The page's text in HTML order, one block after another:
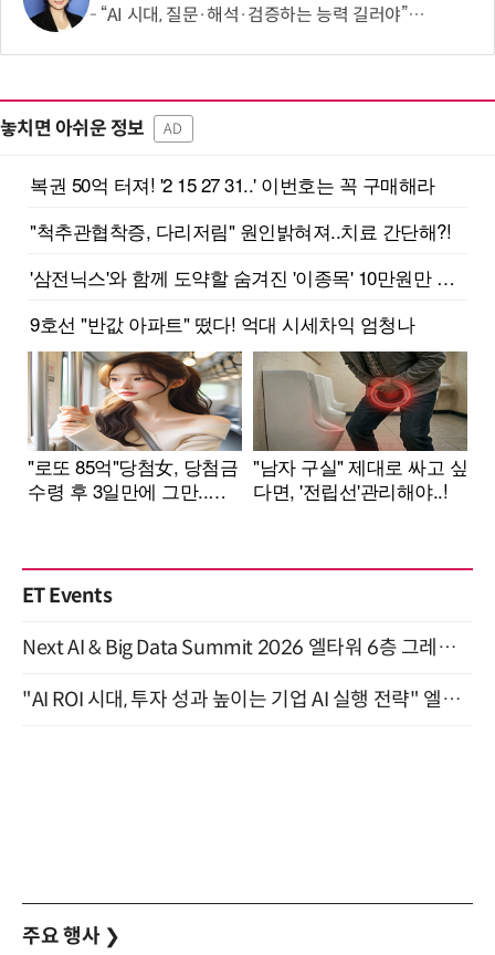
“AI 시대, 질문·해석·검증하는 능력 길러야”…현장 교사 5명의 제언
놓치면 아쉬운 정보 AD
ET Events
Next AI & Big Data Summit 2026 엘타워 6층 그레이스홀 개최 (9/18)
"AI ROI 시대, 투자 성과 높이는 기업 AI 실행 전략" 엘타워 6층 (9월 18일)
주요 행사 ❯